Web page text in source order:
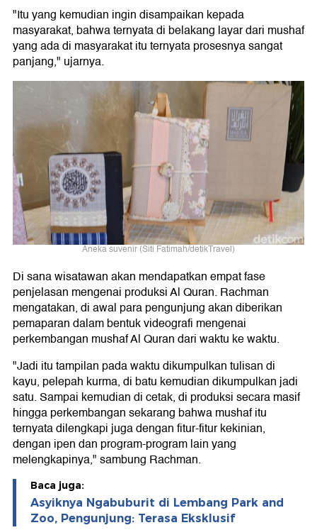
"Itu yang kemudian ingin disampaikan kepada
masyarakat, bahwa ternyata di belakang layar dari mushaf
yang ada di masyarakat itu ternyata prosesnya sangat
panjang," ujarnya.
Aneka suvenir (Siti Fatimah/detikTravel)
Di sana wisatawan akan mendapatkan empat fase
penjelasan mengenai produksi Al Quran. Rachman
mengatakan, di awal para pengunjung akan diberikan
pemaparan dalam bentuk videografi mengenai
perkembangan mushaf Al Quran dari waktu ke waktu.
"Jadi itu tampilan pada waktu dikumpulkan tulisan di
kayu, pelepah kurma, di batu kemudian dikumpulkan jadi
satu. Sampai kemudian di cetak, di produksi secara masif
hingga perkembangan sekarang bahwa mushaf itu
ternyata dilengkapi juga dengan fitur-fitur kekinian,
dengan ipen dan program-program lain yang
melengkapinya," sambung Rachman.
Baca juga:
Asyiknya Ngabuburit di Lembang Park and
Zoo, Pengunjung: Terasa Eksklusif